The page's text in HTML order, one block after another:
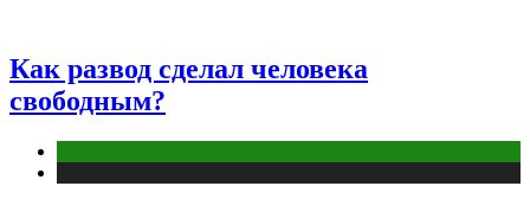
Как развод сделал человека
свободным?